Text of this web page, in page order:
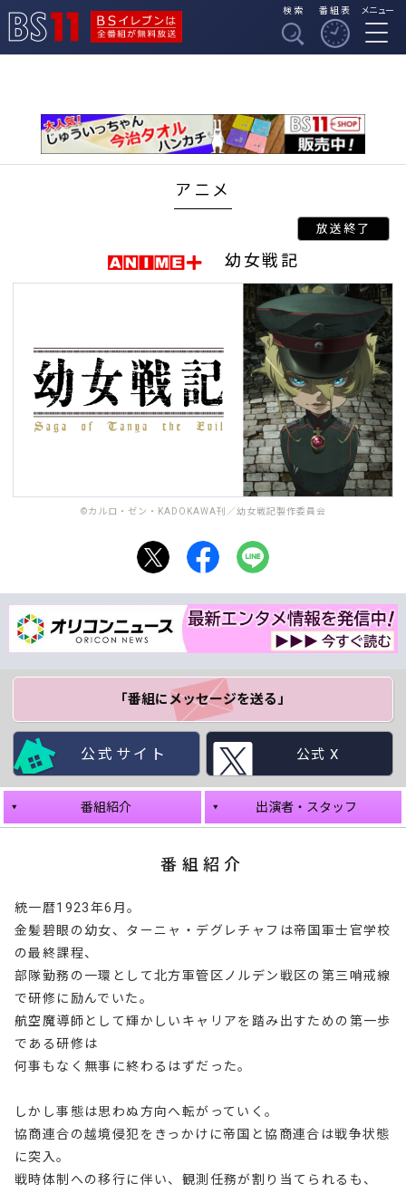
BSイレブンは全番組
検索 番組表 メニュー
アニメ
幼女戦記
©カルロ・ゼン・KADOKAWA刊／幼女戦記製作委員会
「番組にメッセージを送る」
公式サイト 公式 X
番組紹介 出演者・スタッフ
番組紹介
統一暦1923年6月。
金髪碧眼の幼女、ターニャ・デグレチャフは帝国軍士官学校
の最終課程、
部隊勤務の一環として北方軍管区ノルデン戦区の第三哨戒線
で研修に励んでいた。
航空魔導師として輝かしいキャリアを踏み出すための第一歩
である研修は
何事もなく無事に終わるはずだった。
しかし事態は思わぬ方向へ転がっていく。
協商連合の越境侵犯をきっかけに帝国と協商連合は戦争状態
に突入。
戦時体制への移行に伴い、観測任務が割り当てられるも、